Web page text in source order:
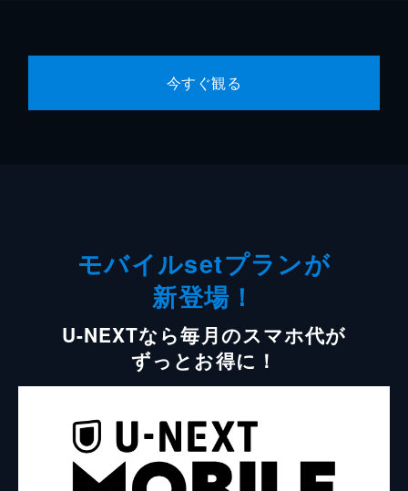
今すぐ観る
モバイルsetプランが
新登場！
U-NEXTなら毎月のスマホ代が
ずっとお得に！